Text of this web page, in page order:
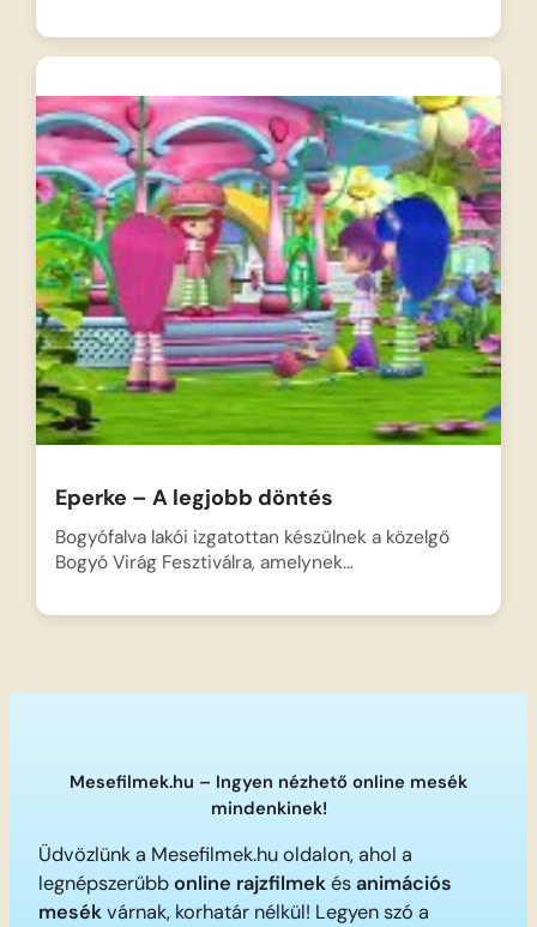
Eperke – A legjobb döntés
Bogyófalva lakói izgatottan készülnek a közelgő
Bogyó Virág Fesztiválra, amelynek…
Mesefilmek.hu – Ingyen nézhető online mesék
mindenkinek!
Üdvözlünk a Mesefilmek.hu oldalon, ahol a
legnépszerűbbonline rajzfilmekésanimációs
mesékvárnak, korhatár nélkül! Legyen szó a